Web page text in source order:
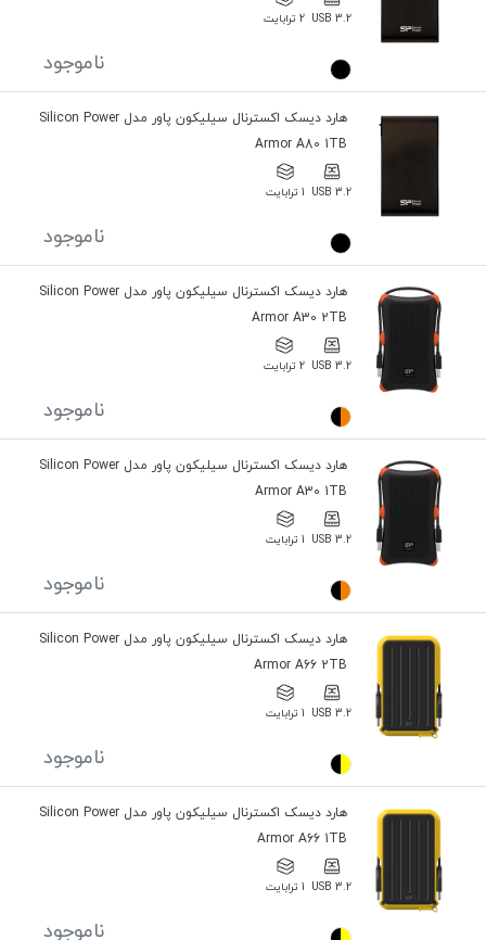
USB 3.2 2 ترابایت
ناموجود
هارد دیسک اکسترنال سیلیکون پاور مدل Silicon Power
Armor A80 1TB
USB 3.2 1 ترابایت
ناموجود
هارد دیسک اکسترنال سیلیکون پاور مدل Silicon Power
Armor A30 2TB
USB 3.2 2 ترابایت
ناموجود
هارد دیسک اکسترنال سیلیکون پاور مدل Silicon Power
Armor A30 1TB
USB 3.2 1 ترابایت
ناموجود
هارد دیسک اکسترنال سیلیکون پاور مدل Silicon Power
Armor A66 2TB
USB 3.2 1 ترابایت
ناموجود
هارد دیسک اکسترنال سیلیکون پاور مدل Silicon Power
Armor A66 1TB
USB 3.2 1 ترابایت
ناموجود